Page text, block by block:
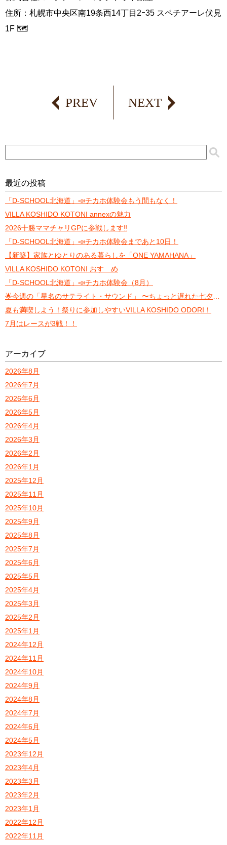
住所：札幌市中央区南19条西14丁目2ｰ35 スペチアーレ伏見
1F 🗺️
PREV NEXT
最近の投稿
「D-SCHOOL北海道」📣チカホ体験会もう間もなく！
VILLA KOSHIDO KOTONI annexの魅力
2026十勝ママチャリGPに参戦します‼️
「D-SCHOOL北海道」📣チカホ体験会まであと10日！
【新築】家族とゆとりのある暮らしを「ONE YAMAHANA」
VILLA KOSHIDO KOTONI おすゝめ
「D-SCHOOL北海道」📣チカホ体験会（8月）
夏も満喫しよう！祭りに参加しやすいVILLA KOSHIDO ODORI！
7月はレースが3戦！！
アーカイブ
2026年8月
2026年7月
2026年6月
2026年5月
2026年4月
2026年3月
2026年2月
2026年1月
2025年12月
2025年11月
2025年10月
2025年9月
2025年8月
2025年7月
2025年6月
2025年5月
2025年4月
2025年3月
2025年2月
2025年1月
2024年12月
2024年11月
2024年10月
2024年9月
2024年8月
2024年7月
2024年6月
2024年5月
2023年12月
2023年4月
2023年3月
2023年2月
2023年1月
2022年12月
2022年11月